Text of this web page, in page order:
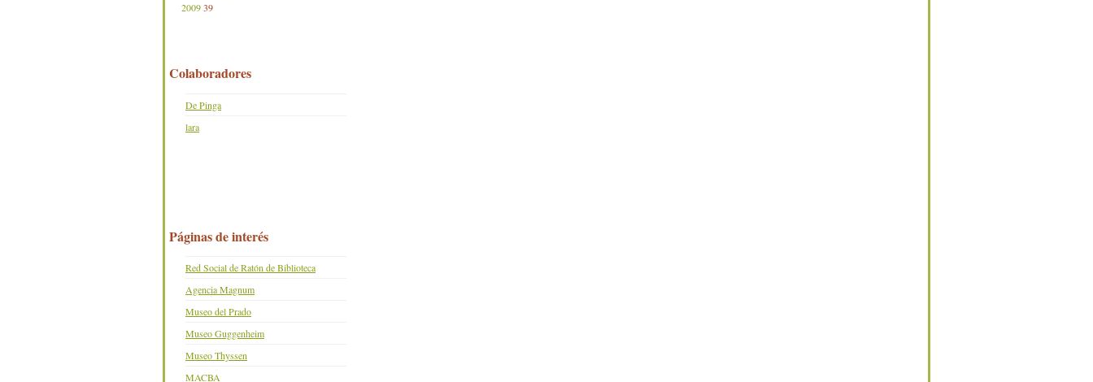
200939
Colaboradores
De Pinga
lara
Páginas de interés
Red Social de Ratón de Biblioteca
Agencia Magnum
Museo del Prado
Museo Guggenheim
Museo Thyssen
MACBA